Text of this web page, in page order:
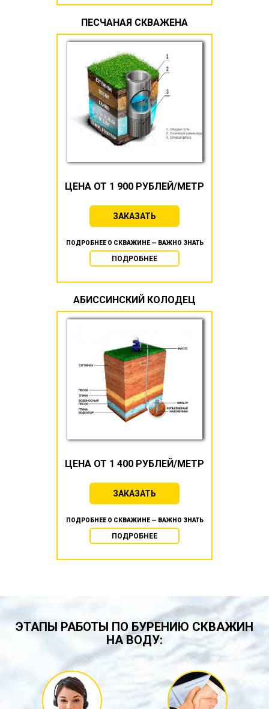
ПЕСЧАНАЯ СКВАЖЕНА
ЦЕНА ОТ 1 900 РУБЛЕЙ/МЕТР
ЗАКАЗАТЬ
ПОДРОБНЕЕ О СКВАЖИНЕ — ВАЖНО ЗНАТЬ
ПОДРОБНЕЕ
АБИССИНСКИЙ КОЛОДЕЦ
ЦЕНА ОТ 1 400 РУБЛЕЙ/МЕТР
ЗАКАЗАТЬ
ПОДРОБНЕЕ О СКВАЖИНЕ — ВАЖНО ЗНАТЬ
ПОДРОБНЕЕ
ЭТАПЫ РАБОТЫ ПО БУРЕНИЮ СКВАЖИН
НА ВОДУ: